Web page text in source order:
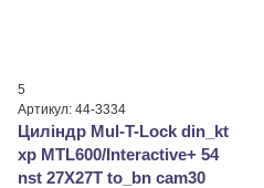
5
Артикул: 44-3334
Циліндр Mul-T-Lock din_kt
xp MTL600/Interactive+ 54
nst 27X27T to_bn cam30